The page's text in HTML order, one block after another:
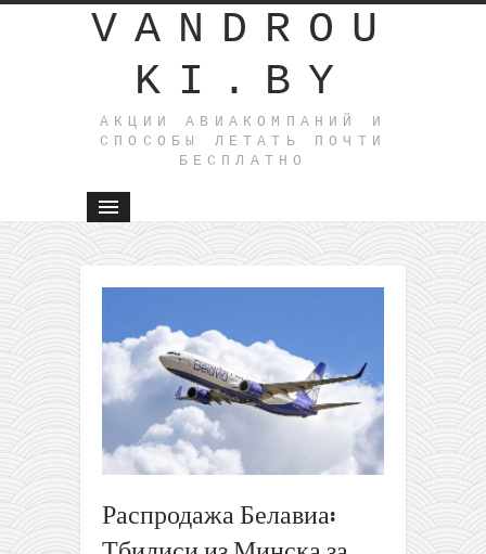
VANDROU
KI.BY
АКЦИИ АВИАКОМПАНИЙ И
СПОСОБЫ ЛЕТАТЬ ПОЧТИ
БЕСПЛАТНО
Распродажа Белавиа:
по/из
Испании
всего от
за
Pegasus:
авиабилеты
из разных
всего от
27€ в одну